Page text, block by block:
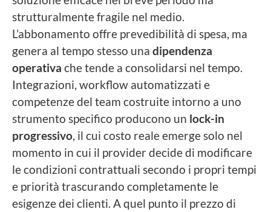
strutturalmente fragile nel medio.
L’abbonamento offre prevedibilità di spesa, ma
genera al tempo stesso una dipendenza
operativa che tende a consolidarsi nel tempo.
Integrazioni, workflow automatizzati e
competenze del team costruite intorno a uno
strumento specifico producono un lock-in
progressivo, il cui costo reale emerge solo nel
momento in cui il provider decide di modificare
le condizioni contrattuali secondo i propri tempi
e priorità trascurando completamente le
esigenze dei clienti. A quel punto il prezzo di